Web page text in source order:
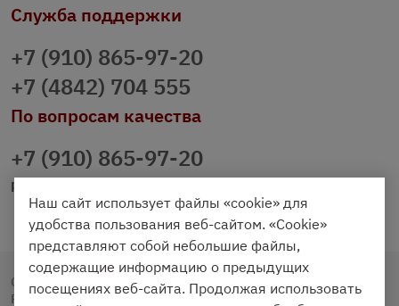
Служба поддержки
+7 (910) 865-97-20
+7 (4842) 704 555
По вопросам качества
+7 (910) 865-97-20
prazdnichniy40@palmi.ru
Copyright © 2020 - 2026. Праздничный Стол.
Разработка и продвижение - Vegas Studio
Наш сайт использует файлы «cookie» для
удобства пользования веб-сайтом. «Cookie»
представляют собой небольшие файлы,
содержащие информацию о предыдущих
посещениях веб-сайта. Продолжая использовать